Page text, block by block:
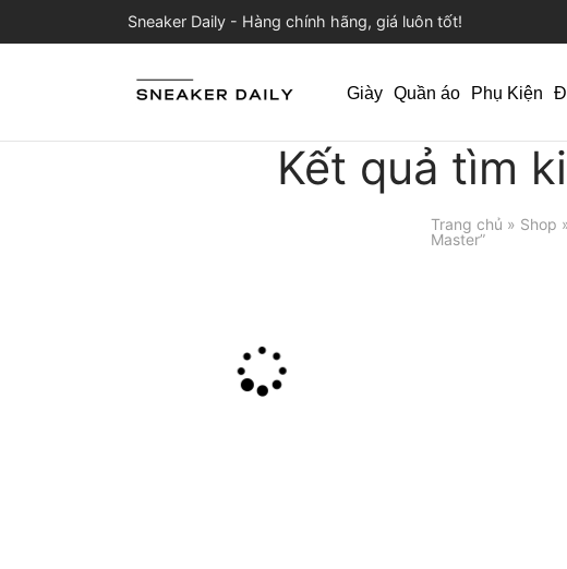
Sneaker Daily - Hàng chính hãng, giá luôn tốt!
Giày Quần áo Phụ Kiện
Kết quả tìm
Trang chủ » Shop
Master”